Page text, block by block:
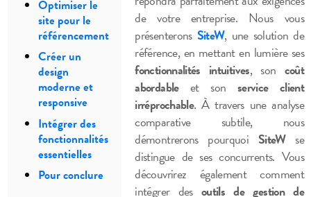
Optimiser le
site pour le
référencement
Créer un
design
moderne et
responsive
Intégrer des
fonctionnalités
essentielles
Pour conclure
de votre entreprise. Nous vous
présenterons SiteW, une solution de
référence, en mettant en lumière ses
fonctionnalités intuitives, son coût
abordableet son service client
irréprochable. À travers une analyse
comparative subtile, nous
démontrerons pourquoi SiteWse
distingue de ses concurrents. Vous
découvrirez également comment
intégrer des outils de gestion de